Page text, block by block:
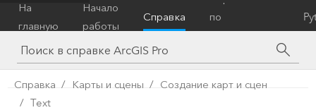
На
главную
Начало
работы
Справка
по
инструментам
Справка Карты и сцены
Создание карт и сцен
Text